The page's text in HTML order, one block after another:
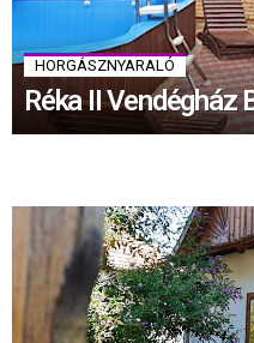
HORGÁSZNYARALÓ
Réka II